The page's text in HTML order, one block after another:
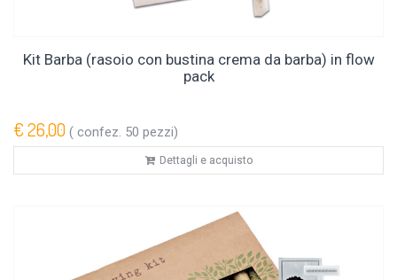
Kit Barba (rasoio con bustina crema da barba) in flow
pack
€ 26,00 ( confez. 50 pezzi)
Dettagli e acquisto